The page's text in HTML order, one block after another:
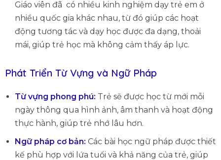
Giáo viên đã có nhiều kinh nghiệm dạy trẻ em ở
nhiều quốc gia khác nhau, từ đó giúp các hoạt
động tương tác và dạy học được đa dạng, thoải
mái, giúp trẻ học mà không cảm thấy áp lực.
Phát Triển Từ Vựng và Ngữ Pháp
Từ vựng phong phú: Trẻ sẽ được học từ mới mỗi
ngày thông qua hình ảnh, âm thanh và hoạt động
thực hành, giúp trẻ nhớ lâu hơn.
Ngữ pháp cơ bản: Các bài học ngữ pháp được thiết
kế phù hợp với lứa tuổi và khả năng của trẻ, giúp